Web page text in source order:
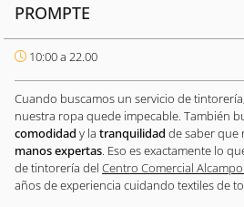
PROMPTE
10:00 a 22.00
Cuando buscamos un servicio de
nuestra ropa quede impecable. También
comodidad y la tranquilidad de saber que
manos expertas . Eso es exactamente lo
de tintorería del Centro Comercial
años de experiencia cuidando textiles de